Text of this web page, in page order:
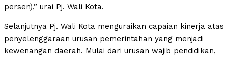
persen),” urai Pj. Wali Kota.
Selanjutnya Pj. Wali Kota menguraikan capaian kinerja atas
penyelenggaraan urusan pemerintahan yang menjadi
kewenangan daerah. Mulai dari urusan wajib pendidikan,